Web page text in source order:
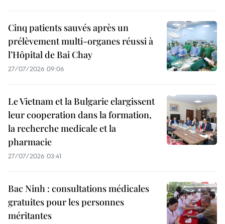
Cinq patients sauvés après un
prélèvement multi-organes réussi à
l’Hôpital de Bai Chay
27/07/2026 09:06
Le Vietnam et la Bulgarie elargissent
leur cooperation dans la formation,
la recherche medicale et la
pharmacie
27/07/2026 03:41
Bac Ninh : consultations médicales
gratuites pour les personnes
méritantes